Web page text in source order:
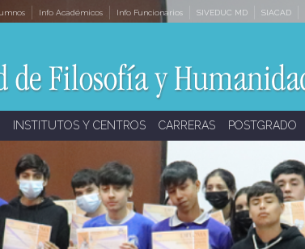
Info Académicos Info Funcionarios SIVEDUC MD SIACAD
INSTITUTOS Y CENTROS CARRERAS POSTGRADO